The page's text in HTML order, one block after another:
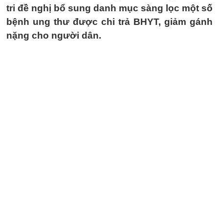
tri đề nghị bổ sung danh mục sàng lọc một số
bệnh ung thư được chi trả BHYT, giảm gánh
nặng cho người dân.